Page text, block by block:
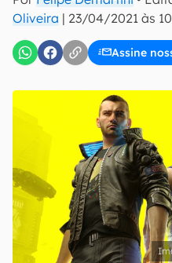
Oliveira | 23/04/2021 às
Assine
Confirmo que li, aceito e
Uso e Política de